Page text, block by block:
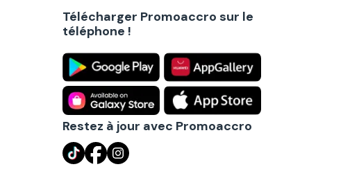
Télécharger Promoaccro sur le
téléphone !
Restez à jour avec Promoaccro